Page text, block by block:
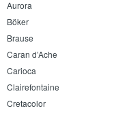
Aurora
Böker
Brause
Caran d’Ache
Carioca
Clairefontaine
Cretacolor